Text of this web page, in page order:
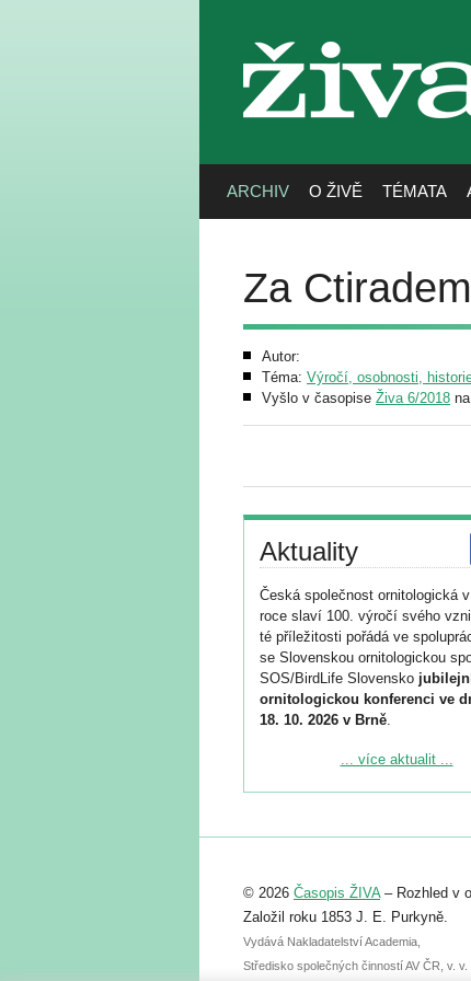
živa
ARCHIV O ŽIVĚ TÉMATA
Za
Autor:
Téma: Výročí, osobnosti,
Vyšlo v časopise Živa 6/2018
Aktuality
Česká společnost ornitologická
roce slaví 100. výročí svého
té příležitosti pořádá ve
se Slovenskou ornitologickou
SOS/BirdLife Slovensko
ornitologickou konferenci ve
18. 10. 2026 v Brně.
Podrobnější informace ke
Registrovat se můžete do 6. září.
abstraktu přihlášené přednášky
posteru je už 30. června.
... více aktualit ...
© 2026 Časopis ŽIVA– Rozhled v
Založil roku 1853 J. E. Purkyně.
Vydává Nakladatelství Academia,
Středisko společných činností AV ČR, v.